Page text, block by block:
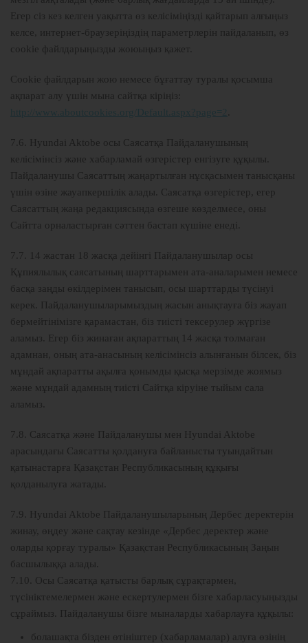
Егер сіз кез келген уақытта өз келісіміңізді қайтарып алғыңыз
келсе, интернет-браузеріңіздің параметрлерін пайдаланып, өз
cookie файлдарыңызды жоюыңыз қажет.
Cookie файлдарын жою немесе бұғаттау туралы қосымша
ақпарат алу үшін мына сайтқа кіріңіз:
http://www.aboutcookies.org/Default.aspx?page=2
7.6. Hyundai Aktobe осы Саясатқа Пайдаланушының
келісімінсіз және хабарламай өзгерістер енгізуге құқылы.
Пайдаланушы Саясаттың жаңартылған нұсқасымен танысқаны
үшін өзіне жауапкершілік алады. Саясатқа өзгерістер, егер
Саясаттың жаңа редакциясында өзгеше көзделмесе, оны
Сайтта орналастырған сәттен бастап күшіне енеді.
7.7. 14 жастан 18 жасқа дейінгі Пайдаланушылар осы
Құпиялылық саясатының шарттарымен ата-аналарымен немесе
басқа заңды өкілдерімен танысып, осы шарттарды түсінуі
керек. Пайдаланушыларымыздың жасын анықтауға біз жауап
бермейтінімізге қарамастан, біз тиісті тексерулер жүргізе
аламыз. Егер біз жинаған ақпараттың 14 жасқа толмаған
адамнан, оның ата-анасының келісімінсіз алынғанын білсек, біз
мұндай ақпаратты ақылға қонымды қысқа мерзімде жоямыз
және мұндай адамның тиісті Сайтқа кіруіне тыйым сала
аламыз.
7.8. Саясатқа және Пайдаланушы мен Hyundai Aktobe
арасындағы Саясатты қолдануға байланысты туындайтын
қатынастарға Қазақстан Республикасының құқығы
қолданылуға жатады.
7.9. Hyundai Aktobe Пайдаланушыларының Дербес деректерін
жинау, өңдеу және сақтау кезінде «Дербес деректер және
оларды қорғау туралы» Қазақстан Республикасының Заңын
басшылыққа алады.
7.10. Осы Саясатқа қатысты барлық сұрақтармен,
түсініктемелермен және ескертулермен бізге хабарласуыңызды
сұраймыз. Пайдаланушы бізге мыналарды хабарлауға құқылы:
болашақта бізден өтініштер (хабарламалар) алуға өзінің